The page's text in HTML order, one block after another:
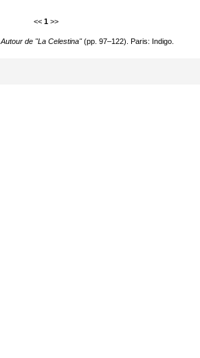
<< 1 >>
Autour de "La Celestina"(pp. 97–122). Paris: Indigo.